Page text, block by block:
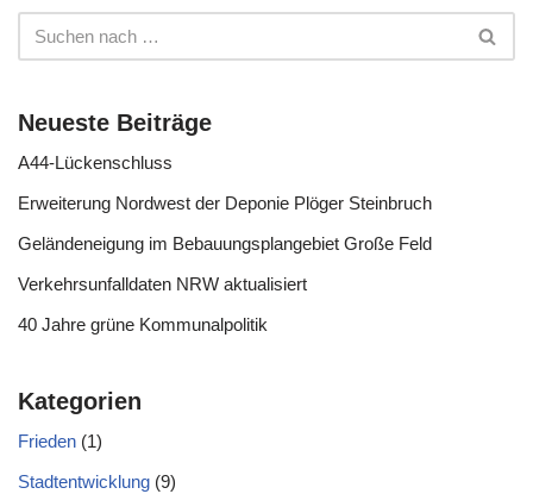
Neueste Beiträge
A44-Lückenschluss
Erweiterung Nordwest der Deponie Plöger Steinbruch
Geländeneigung im Bebauungsplangebiet Große Feld
Verkehrsunfalldaten NRW aktualisiert
40 Jahre grüne Kommunalpolitik
Kategorien
Frieden (1)
Stadtentwicklung (9)